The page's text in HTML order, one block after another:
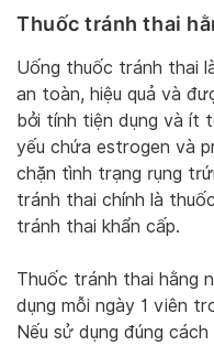
Thuốc tránh thai
Uống thuốc tránh thai
an toàn, hiệu quả và
bởi tính tiện dụng và ít
yếu chứa estrogen và
chặn tình trạng rụng
tránh thai chính là
tránh thai khẩn cấp.
Thuốc tránh thai hằng
dụng mỗi ngày 1 viên
Nếu sử dụng đúng